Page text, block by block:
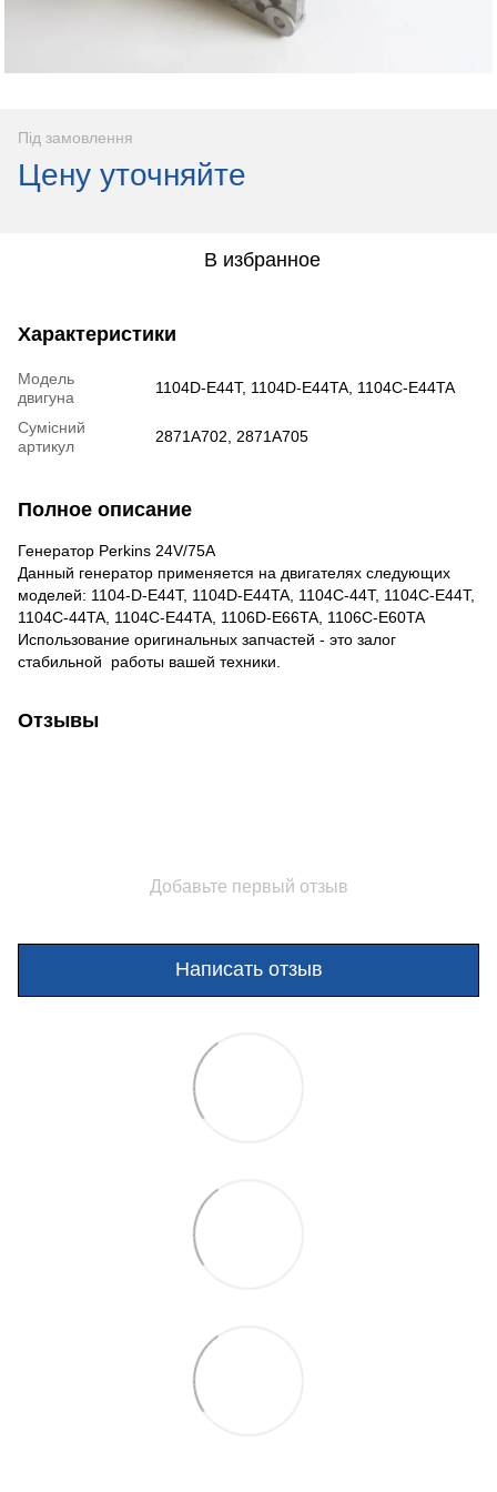
Під замовлення
Цену уточняйте
В избранное
Характеристики
Модель
двигуна
1104D-E44T, 1104D-E44TA, 1104C-E44TA
Сумісний
артикул
2871A702, 2871A705
Полное описание
Генератор Perkins 24V/75A
Данный генератор применяется на двигателях следующих
моделей: 1104-D-E44T, 1104D-E44TA, 1104C-44T, 1104C-E44T,
1104C-44TA, 1104C-E44TA, 1106D-E66TA, 1106C-E60TA
Использование оригинальных запчастей - это залог
стабильной работы вашей техники.
Отзывы
Добавьте первый отзыв
Написать отзыв